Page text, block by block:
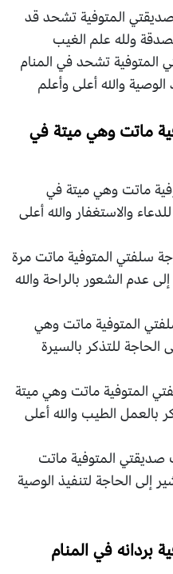
صديقتي المتوفية تشحد قد
ولله علم الغيب
المتوفية تشحد في المنام
والله أعلى وأعلم
ماتت وهي ميتة في
ماتت وهي ميتة في
والاستغفار والله أعلى
سلفتي المتوفية ماتت مرة
عدم الشعور بالراحة والله
المتوفية ماتت وهي
الحاجة للتذكر بالسيرة
المتوفية ماتت وهي ميتة
بالعمل الطيب والله أعلى
المتوفية ماتت
إلى الحاجة لتنفيذ الوصية
بردانه في المنام